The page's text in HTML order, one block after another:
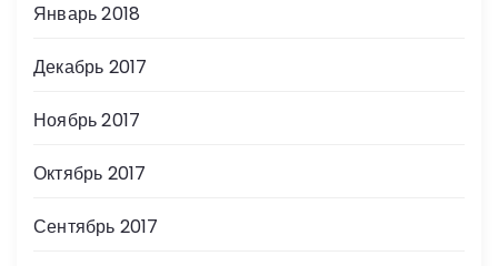
Январь 2018
Декабрь 2017
Ноябрь 2017
Октябрь 2017
Сентябрь 2017